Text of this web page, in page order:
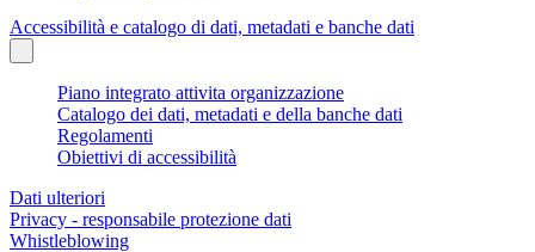
Accessibilità e catalogo di dati, metadati e banche dati
Piano integrato attivita organizzazione
Catalogo dei dati, metadati e della banche dati
Regolamenti
Obiettivi di accessibilità
Dati ulteriori
Privacy - responsabile protezione dati
Whistleblowing